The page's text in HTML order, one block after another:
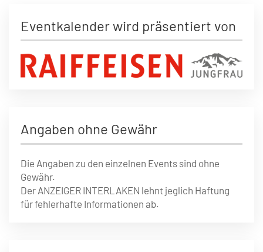
Eventkalender wird präsentiert von
Angaben ohne Gewähr
Die Angaben zu den einzelnen Events sind ohne
Gewähr.
Der ANZEIGER INTERLAKEN lehnt jeglich Haftung
für fehlerhafte Informationen ab.